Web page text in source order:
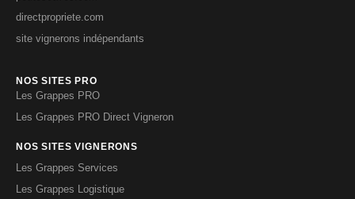
directpropriete.com
site vignerons indépendants
NOS SITES PRO
Les Grappes PRO
Les Grappes PRO Direct Vigneron
NOS SITES VIGNERONS
Les Grappes Services
Les Grappes Logistique